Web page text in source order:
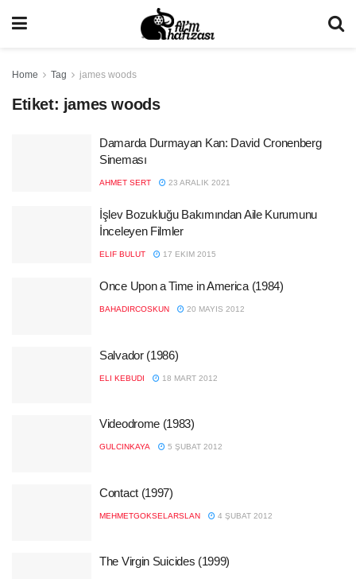
Home Tag james woods
Etiket: james woods
Damarda Durmayan Kan: David Cronenberg
Sineması
AHMET SERT 23 ARALIK 2021
İşlev Bozukluğu Bakımından Aile Kurumunu
İnceleyen Filmler
ELIF BULUT 17 EKIM 2015
Once Upon a Time in America (1984)
BAHADIRCOSKUN 20 MAYIS 2012
Salvador (1986)
ELI KEBUDI 18 MART 2012
Videodrome (1983)
GULCINKAYA 5 ŞUBAT 2012
Contact (1997)
MEHMETGOKSELARSLAN 4 ŞUBAT 2012
The Virgin Suicides (1999)